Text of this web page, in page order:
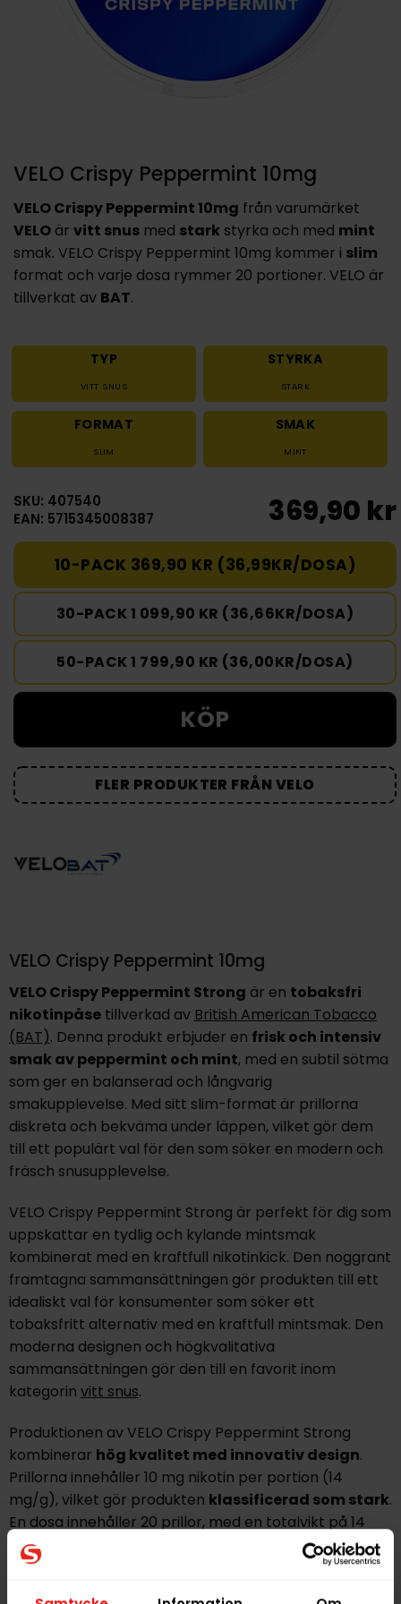
VELO Crispy Peppermint 10mg
VELO Crispy Peppermint 10mg från varumärket
VELO är vitt snus med stark styrka och med mint
smak. VELO Crispy Peppermint 10mg kommer i slim
format och varje dosa rymmer 20 portioner. VELO är
tillverkat av BAT.
TYP
VITT SNUS
STYRKA
STARK
FORMAT
SLIM
SMAK
MINT
SKU: 407540
EAN: 5715345008387
369,90 kr
10-PACK 369,90 KR (36,99KR/DOSA)
30-PACK 1 099,90 KR (36,66KR/DOSA)
50-PACK 1 799,90 KR (36,00KR/DOSA)
KÖP
FLER PRODUKTER FRÅN VELO
VELO Crispy Peppermint 10mg
VELO Crispy Peppermint Strong är en tobaksfri
nikotinpåsetillverkad av British American Tobacco
(BAT). Denna produkt erbjuder en frisk och intensiv
smak av peppermint och mint, med en subtil sötma
som ger en balanserad och långvarig
smakupplevelse. Med sitt slim-format är prillorna
diskreta och bekväma under läppen, vilket gör dem
till ett populärt val för den som söker en modern och
fräsch snusupplevelse.
VELO Crispy Peppermint Strong är perfekt för dig som
uppskattar en tydlig och kylande mintsmak
kombinerat med en kraftfull nikotinkick. Den noggrant
framtagna sammansättningen gör produkten till ett
idealiskt val för konsumenter som söker ett
tobaksfritt alternativ med en kraftfull mintsmak. Den
moderna designen och högkvalitativa
sammansättningen gör den till en favorit inom
kategorin vitt snus.
Produktionen av VELO Crispy Peppermint Strong
kombinerar hög kvalitet med innovativ design.
Prillorna innehåller 10 mg nikotin per portion (14
mg/g), vilket gör produkten klassificerad som stark.
En dosa innehåller 20 prillor, med en totalvikt på 14
gram. Det vita formatet säkerställer
låg rinnighet
och en ren smakupplevelse utan tobaksinslag.